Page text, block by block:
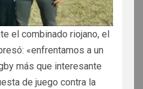
el combinado riojano, el
«enfrentamos a un
más que interesante
de juego contra la